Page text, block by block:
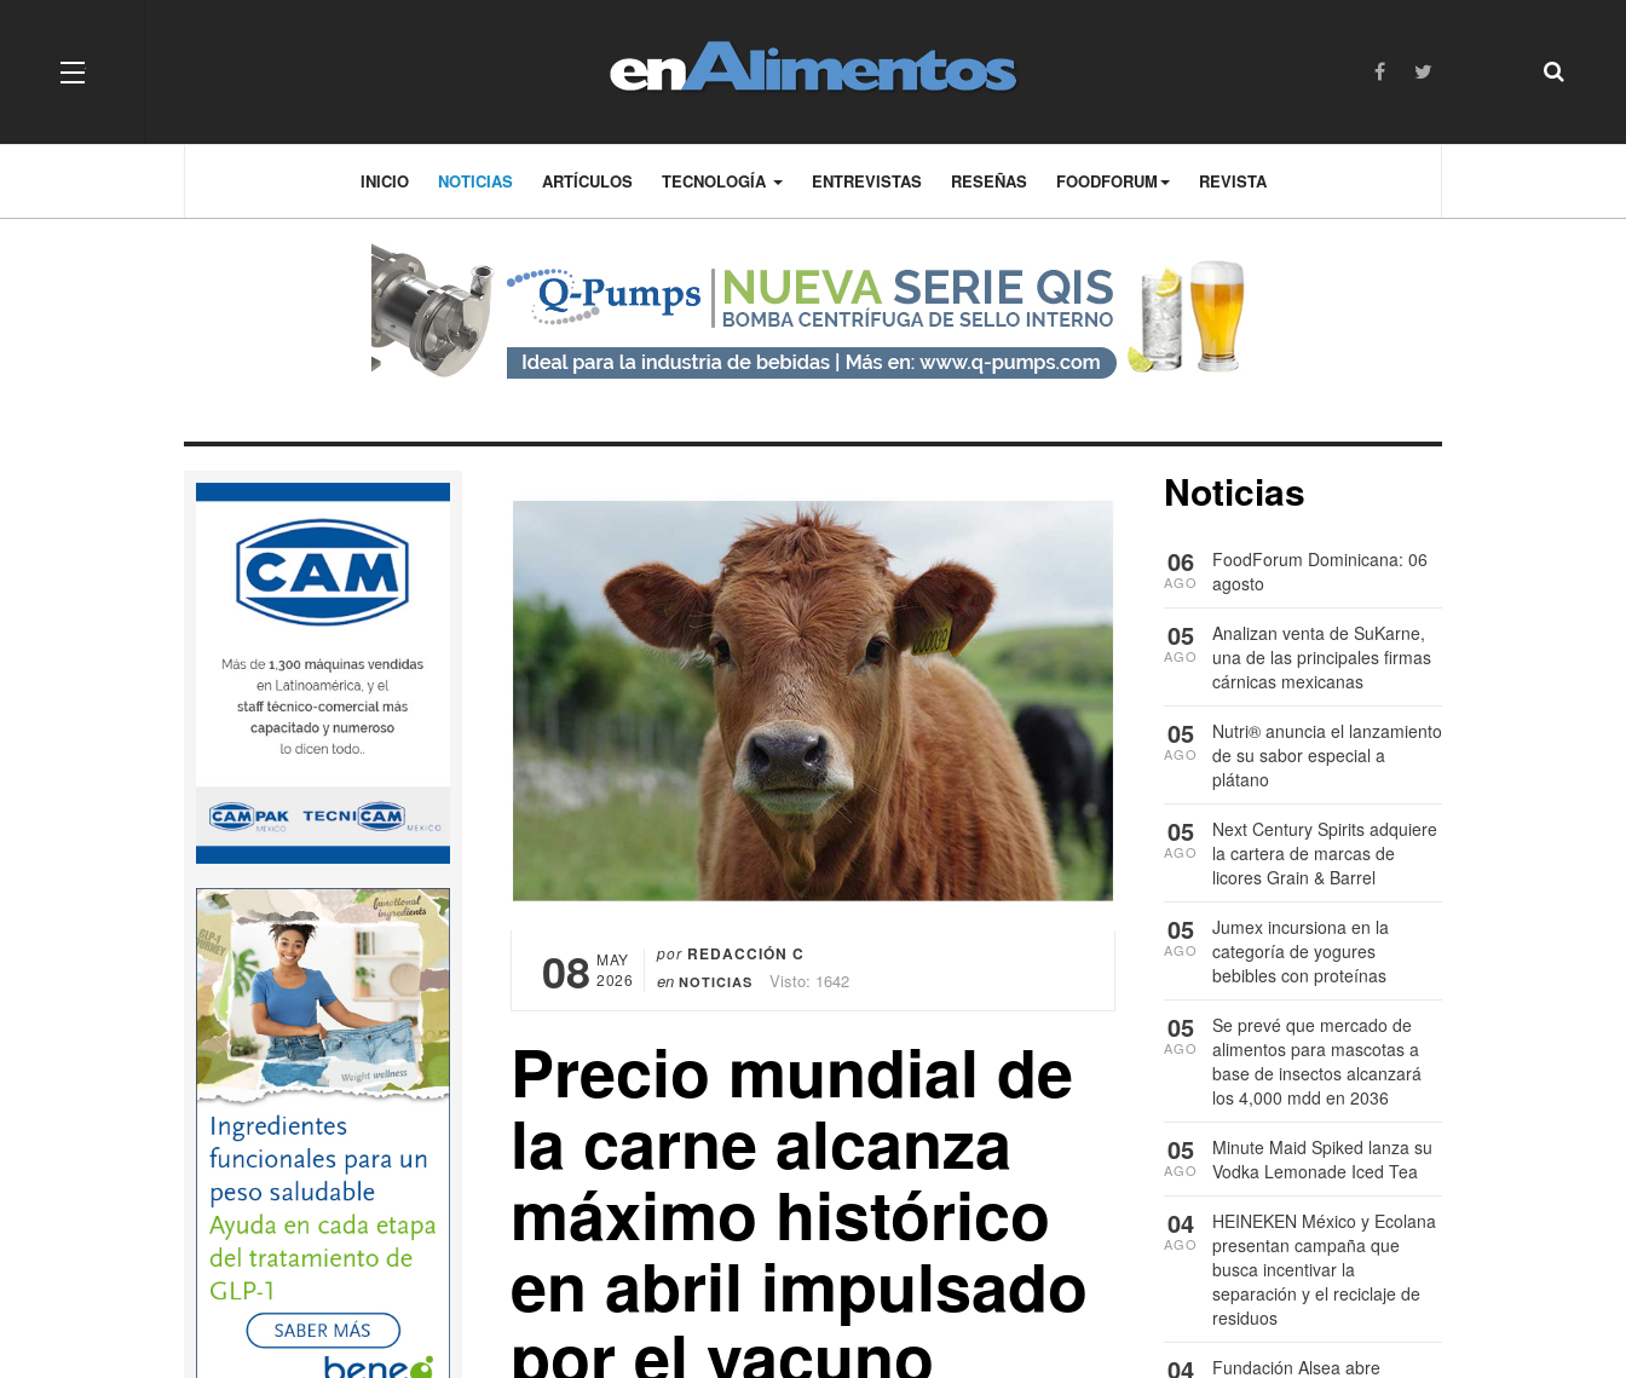
OFF CANVAS
INICIO NOTICIAS ARTÍCULOS TECNOLOGÍA ENTREVISTAS RESEÑAS FOODFORUM REVISTA
08 MAY
2026
por REDACCIÓN C
en NOTICIAS Visto: 1642
Precio mundial de
la carne alcanza
máximo histórico
en abril impulsado
por el vacuno
Noticias
FoodForum Dominicana: 06
agosto
06
AGO
Analizan venta de SuKarne,
una de las principales firmas
cárnicas mexicanas
05
AGO
Nutri® anuncia el lanzamiento
de su sabor especial a
plátano
05
AGO
Next Century Spirits adquiere
la cartera de marcas de
licores Grain & Barrel
05
AGO
Jumex incursiona en la
categoría de yogures
bebibles con proteínas
05
AGO
Se prevé que mercado de
alimentos para mascotas a
base de insectos alcanzará
los 4,000 mdd en 2036
05
AGO
Minute Maid Spiked lanza su
Vodka Lemonade Iced Tea
05
AGO
HEINEKEN México y Ecolana
presentan campaña que
busca incentivar la
separación y el reciclaje de
residuos
04
AGO
Fundación Alsea abre
04